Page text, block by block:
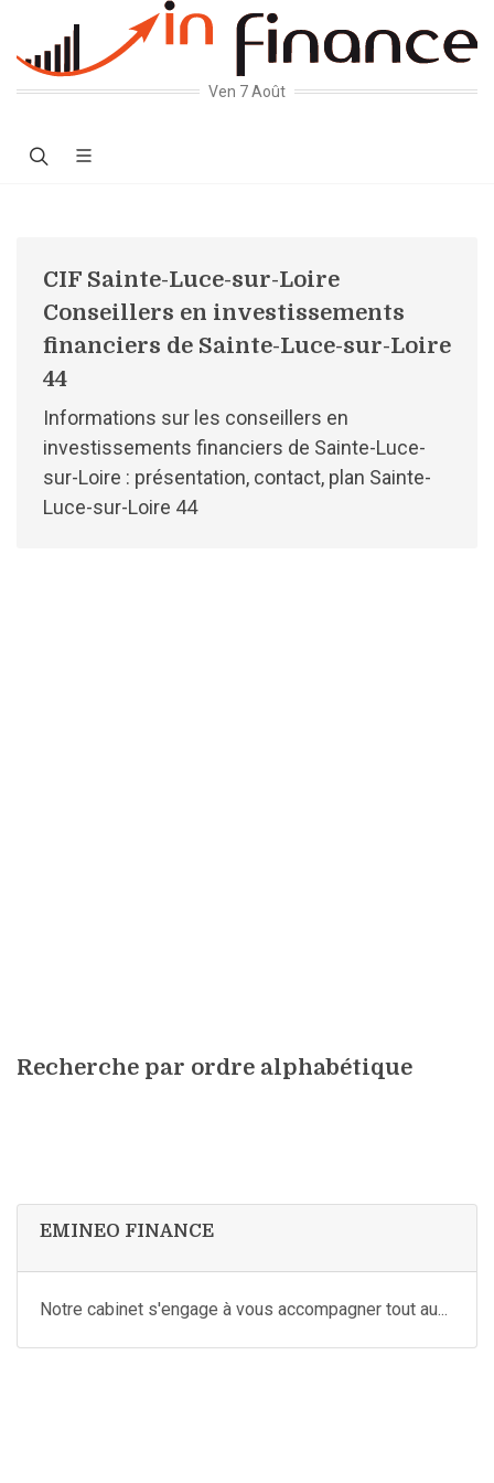
Ven 7 Août
CIF Sainte-Luce-sur-Loire
Conseillers en investissements
financiers de Sainte-Luce-sur-Loire
44
Informations sur les conseillers en
investissements financiers de Sainte-Luce-
sur-Loire : présentation, contact, plan Sainte-
Luce-sur-Loire 44
Recherche par ordre alphabétique
EMINEO FINANCE
Notre cabinet s'engage à vous accompagner tout au...